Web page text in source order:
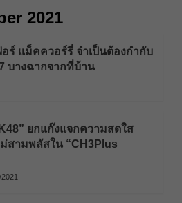
2021
ร์ แม็คควอร์รี่ จำเป็นต้องกำกับ
บางฉากจากที่บ้าน
ยกแก๊งแจกความสดใส
สามพลัสใน “CH3Plus